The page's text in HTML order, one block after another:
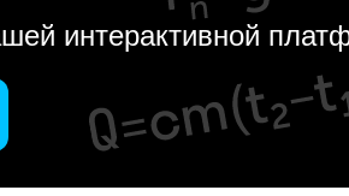
интерактивной